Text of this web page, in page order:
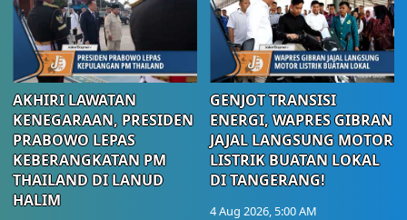
AKHIRI LAWATAN
KENEGARAAN, PRESIDEN
PRABOWO LEPAS
KEBERANGKATAN PM
THAILAND DI LANUD
HALIM
GENJOT TRANSISI
ENERGI, WAPRES GIBRAN
JAJAL LANGSUNG MOTOR
LISTRIK BUATAN LOKAL
DI TANGERANG!
4 Aug 2026, 5:00 AM